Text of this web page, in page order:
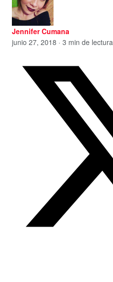
Jennifer Cumana
junio 27, 2018 · 3 min de lectura